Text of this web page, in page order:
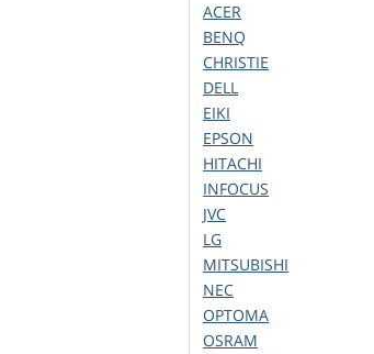
ACER
BENQ
CHRISTIE
DELL
EIKI
EPSON
HITACHI
INFOCUS
JVC
LG
MITSUBISHI
NEC
OPTOMA
OSRAM